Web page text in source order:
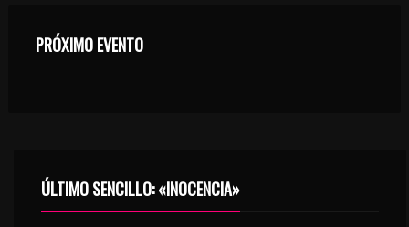
PRÓXIMO EVENTO
ÚLTIMO SENCILLO: «INOCENCIA»